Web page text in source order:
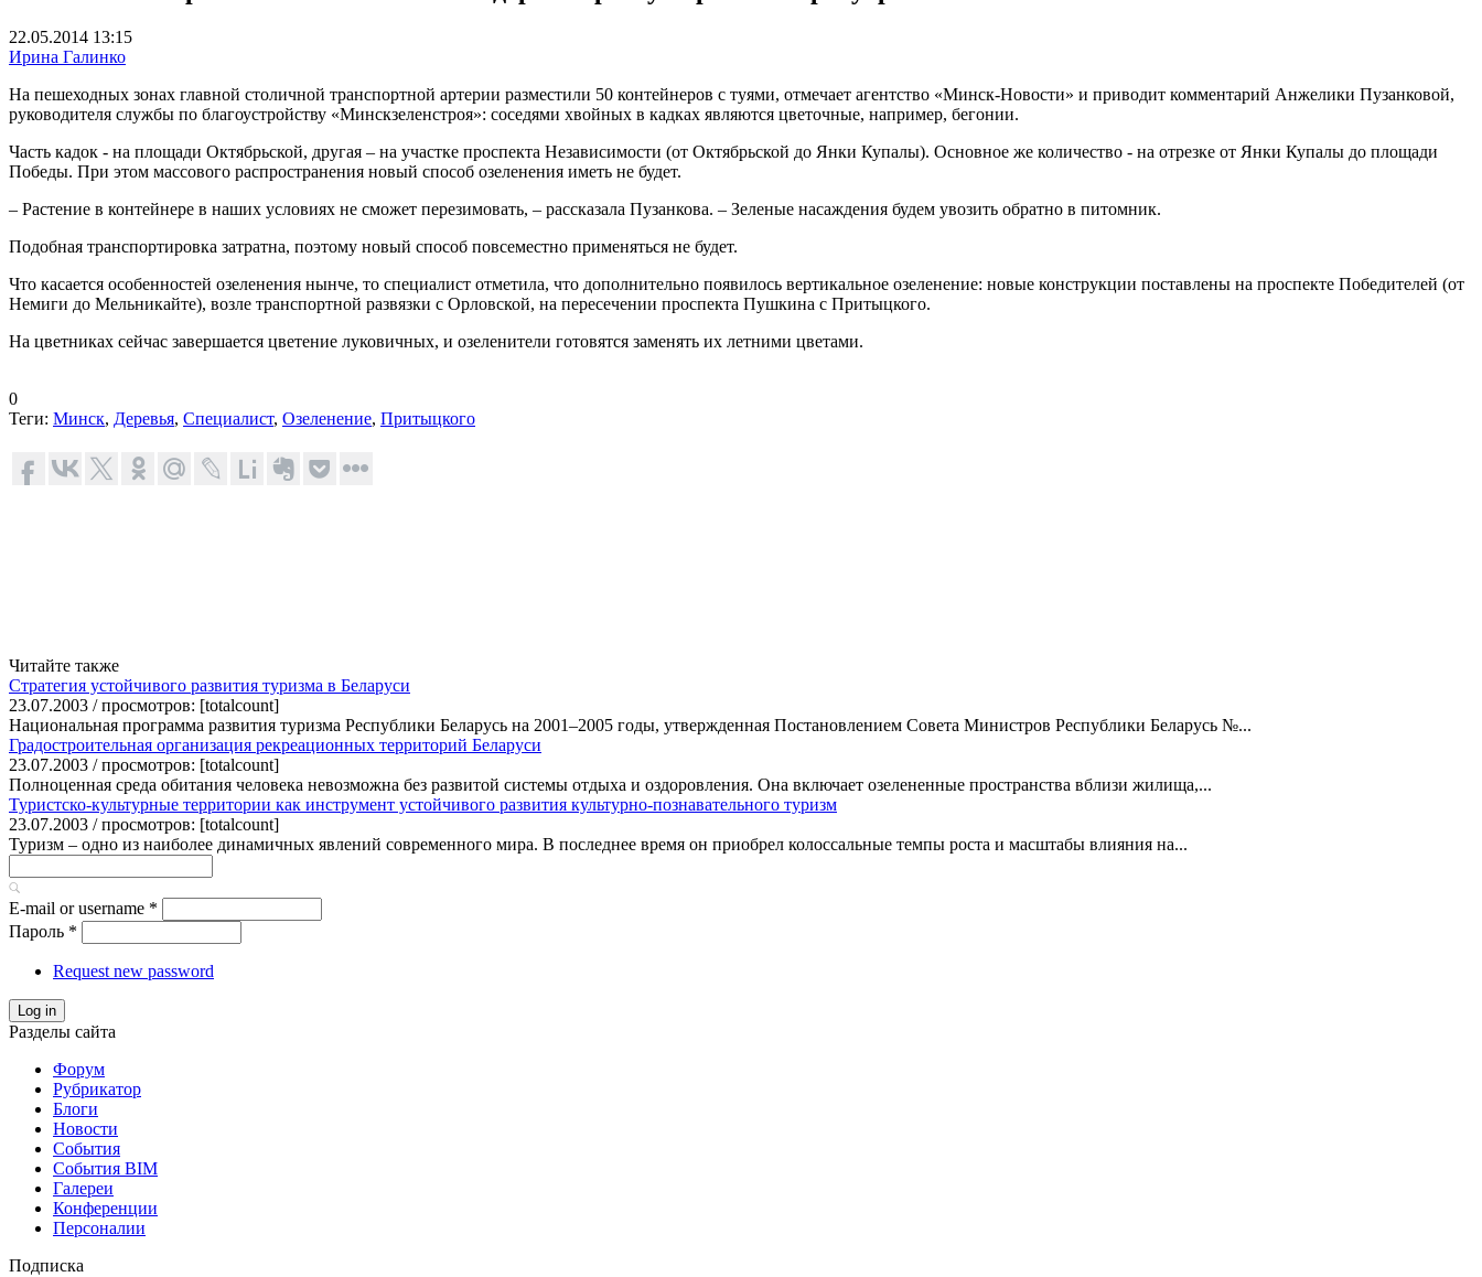
22.05.2014 13:15
Ирина Галинко
На пешеходных зонах главной столичной транспортной артерии разместили 50 контейнеров с туями, отмечает агентство «Минск-Новости» и приводит комментарий Анжелики Пузанковой,
руководителя службы по благоустройству «Минскзеленстроя»: соседями хвойных в кадках являются цветочные, например, бегонии.
Часть кадок - на площади Октябрьской, другая – на участке проспекта Независимости (от Октябрьской до Янки Купалы). Основное же количество - на отрезке от Янки Купалы до площади
Победы. При этом массового распространения новый способ озеленения иметь не будет.
– Растение в контейнере в наших условиях не сможет перезимовать, – рассказала Пузанкова. – Зеленые насаждения будем увозить обратно в питомник.
Подобная транспортировка затратна, поэтому новый способ повсеместно применяться не будет.
Что касается особенностей озеленения нынче, то специалист отметила, что дополнительно появилось вертикальное озеленение: новые конструкции поставлены на проспекте Победителей (от
Немиги до Мельникайте), возле транспортной развязки с Орловской, на пересечении проспекта Пушкина с Притыцкого.
На цветниках сейчас завершается цветение луковичных, и озеленители готовятся заменять их летними цветами.
0
Теги: Минск, Деревья, Специалист, Озеленение, Притыцкого
Читайте также
Стратегия устойчивого развития туризма в Беларуси
23.07.2003 / просмотров: [totalcount]
Национальная программа развития туризма Республики Беларусь на 2001–2005 годы, утвержденная Постановлением Совета Министров Республики Беларусь №...
Градостроительная организация рекреационных территорий Беларуси
23.07.2003 / просмотров: [totalcount]
Полноценная среда обитания человека невозможна без развитой системы отдыха и оздоровления. Она включает озелененные пространства вблизи жилища,...
Туристско-культурные территории как инструмент устойчивого развития культурно-познавательного туризм
23.07.2003 / просмотров: [totalcount]
Туризм – одно из наиболее динамичных явлений современного мира. В последнее время он приобрел колоссальные темпы роста и масштабы влияния на...
E-mail or username *
Пароль *
Request new password
Log in
Разделы сайта
Форум
Рубрикатор
Блоги
Новости
События
События BIM
Галереи
Конференции
Персоналии
Подписка